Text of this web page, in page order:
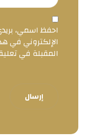
احفظ اسمي،
الإلكتروني في
المقبلة في
إرسال